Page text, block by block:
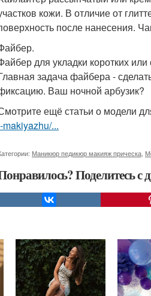
кожи. В отличие от
после нанесения.
для укладки коротких
задача файбера -
Ваш ночной арбузик?
ещё статьи о модели
makiyazhu/...
Маникюр педикюр макияж прическа
Поделитесь с